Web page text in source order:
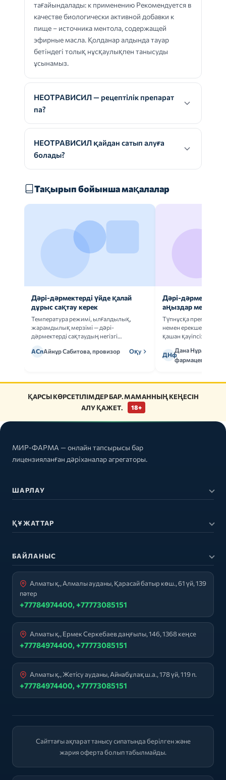
тағайындалады: к применению Рекомендуется в
качестве биологически активной добавки к
пище – источника ментола, содержащей
эфирные масла. Қолданар алдында тауар
бетіндегі толық нұсқаулықпен танысуды
ұсынамыз.
НЕОТРАВИСИЛ — рецептілік препарат
па?
НЕОТРАВИСИЛ қайдан сатып алуға
болады?
Тақырып бойынша мақалалар
Дәрі-дәрмектерді үйде қалай
дұрыс сақтау керек
Температура режимі, ылғалдылық,
жарамдылық мерзімі — дәрі-
дәрмектерді сақтаудың негізгі
АСпАйнұр Сабитова, провизор Оқу
Дәрі-дәрмек
аңыздар мен
Түпнұсқа
немен ерекшеленеді
қашан қауіпсіз.
ДНф
Дана
фармацевт
ҚАРСЫ КӨРСЕТІЛІМДЕР БАР. МАМАННЫҢ КЕҢЕСІН
АЛУ ҚАЖЕТ.
18+
МИР-ФАРМА — онлайн тапсырысы бар
лицензияланған дәріханалар агрегаторы.
ШАРЛАУ
ҚҰЖАТТАР
БАЙЛАНЫС
Алматы қ., Алмалы ауданы, Қарасай батыр көш., 61 үй, 139
пәтер
+77784974400, +77773085151
Алматы қ., Ермек Серкебаев даңғылы, 146, 1368 кеңсе
+77784974400, +77773085151
Алматы қ., Жетісу ауданы, Айнабұлақ ш.а., 178 үй, 119 п.
+77784974400, +77773085151
Сайттағы ақпарат танысу сипатында берілген және
жария оферта болып табылмайды.